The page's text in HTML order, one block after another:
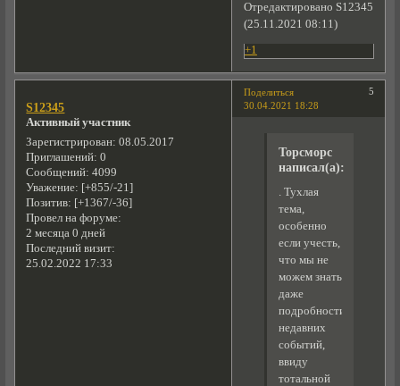
Отредактировано S12345
(25.11.2021 08:11)
+1
Поделиться
5
30.04.2021 18:28
S12345
Активный участник
Зарегистрирован: 08.05.2017
Приглашений: 0
Сообщений: 4099
Уважение: [+855/-21]
Позитив: [+1367/-36]
Провел на форуме:
2 месяца 0 дней
Последний визит:
25.02.2022 17:33
Торсморс
написал(а):
. Тухлая
тема,
особенно
если учесть,
что мы не
можем знать
даже
подробности
недавних
событий,
ввиду
тотальной